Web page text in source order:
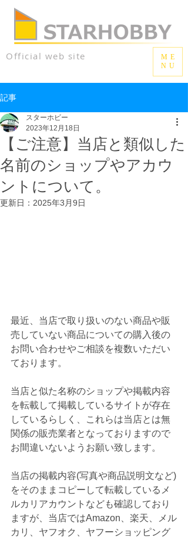
ME
NU
Official web site
記事
【ご注意】当店と類似した
名前のショップやアカウ
ントについて。
スターホビー
2023年12月18日
更新日： 2025年3月9日
最近、当店で取り扱いのない商品や販
売していない商品についての購入後の
お問い合わせやご相談を複数いただい
ております。
当店と似た名称のショップや掲載内容
を転載して掲載しているサイトが存在
しているらしく、これらは当店とは無
関係の販売業者となっておりますので
お間違いないようお願い致します。
当店の掲載内容(写真や商品説明文など)
をそのままコピーして転載しているメ
ルカリアカウントなども確認しており
ますが、当店ではAmazon、楽天、メル
カリ、ヤフオク、ヤフーショッピング